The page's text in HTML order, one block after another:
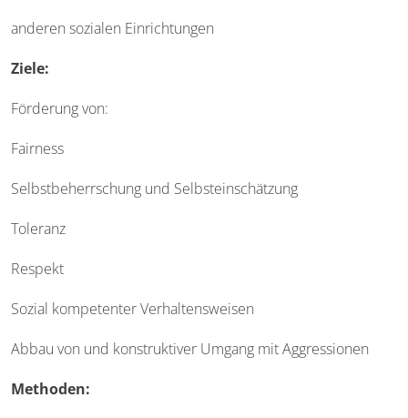
anderen sozialen Einrichtungen
Ziele:
Förderung von:
Fairness
Selbstbeherrschung und Selbsteinschätzung
Toleranz
Respekt
Sozial kompetenter Verhaltensweisen
Abbau von und konstruktiver Umgang mit Aggressionen
Methoden: